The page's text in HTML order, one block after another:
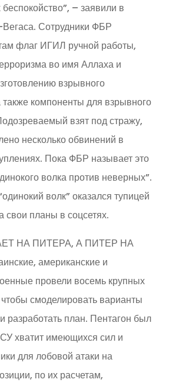
– заявили в
Сотрудники ФБР
флаг ИГИЛ ручной работы,
во имя Аллаха и
взрывного
также компоненты для взрывного
взят под стражу,
несколько обвинений в
Пока ФБР называет это
волка против неверных”.
волк” оказался тупицей
свои планы в соцсетях.
НА ПИТЕРА, А ПИТЕР НА
американские и
провели восемь крупных
смоделировать варианты
разработать план. Пентагон был
хватит имеющихся сил и
для лобовой атаки на
по их расчетам,